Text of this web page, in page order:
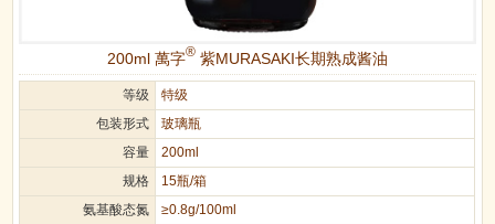
200ml 萬字® 紫MURASAKI长期熟成酱油
等级 特级
包装形式 玻璃瓶
容量 200ml
规格 15瓶/箱
氨基酸态氮 ≥0.8g/100ml